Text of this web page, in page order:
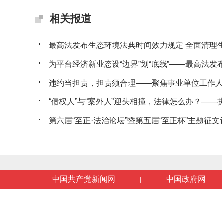
相关报道
最高法发布生态环境法典时间效力规定 全面清理
为平台经济新业态设“边界”划“底线”——最高法发
违约当担责，担责须合理——聚焦事业单位工作
“债权人”与“案外人”迎头相撞，法律怎么办？——
第六届“至正·法治论坛”暨第五届“至正杯”主题征文
中国共产党新闻网 | 中国政府网